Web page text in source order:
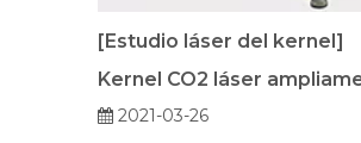
[Estudio láser del kernel]
Kernel CO2 láser
2021-03-26